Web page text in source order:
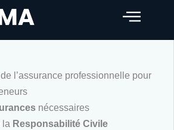
guide complet
l’assurance professionnelle pour
nécessaires
la Responsabilité Civile